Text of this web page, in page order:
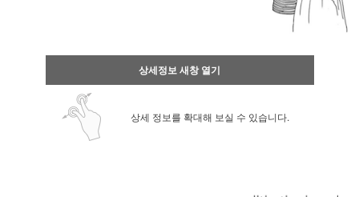
상세정보 새창 열기
상세 정보를 확대해 보실 수 있습니다.